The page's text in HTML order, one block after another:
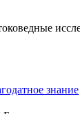
знание